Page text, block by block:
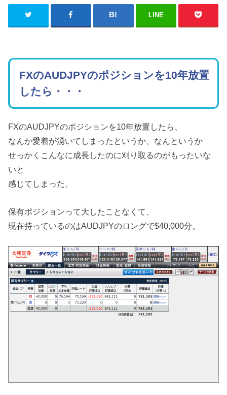
LINE
FXのAUDJPYのポジションを10年放置
したら・・・
FXのAUDJPYのポジションを10年放置したら、
なんか愛着が湧いてしまったというか、なんというか
せっかくこんなに成長したのに刈り取るのがもったいな
いと
感じてしまった。
保有ポジションって大したことなくて、
現在持っているのはAUDJPYのロングで$40,000分。